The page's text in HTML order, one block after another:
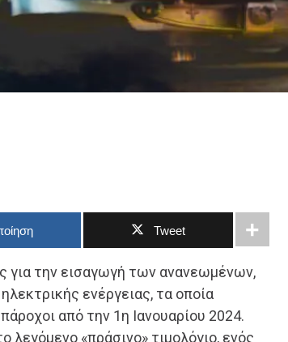
Tweet
για την εισαγωγή των ανανεωμένων,
ενέργειας, τα οποία
από την 1η Ιανουαρίου 2024.
λεγόμενο «πράσινο» τιμολόγιο, ενός